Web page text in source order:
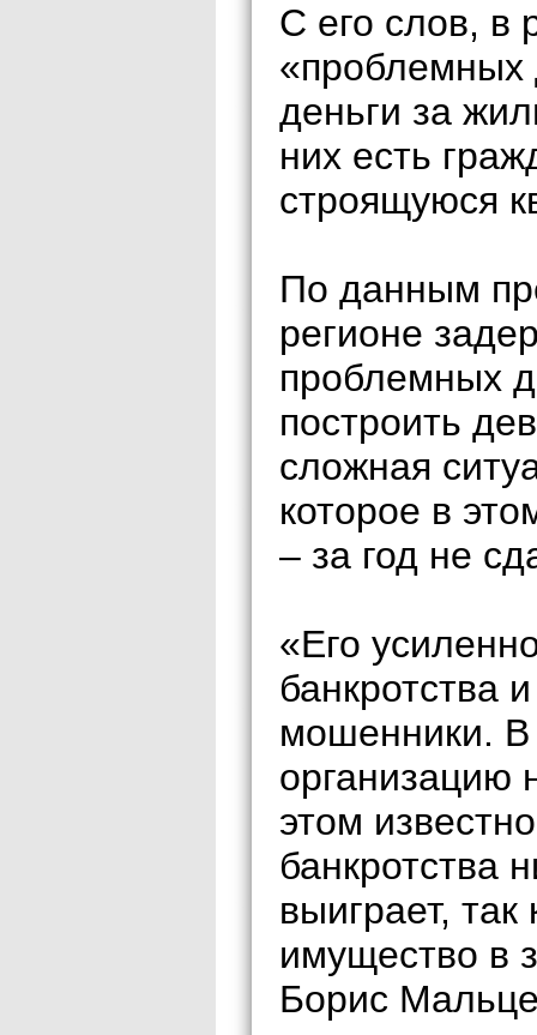
С его слов, в
«проблемных
деньги за
них есть
строящуюся
По данным
регионе
проблемных
построить
сложная
которое в
– за год не
«Его
банкротства
мошенники. В
организацию
этом
банкротства
выиграет,
имущество в
Борис